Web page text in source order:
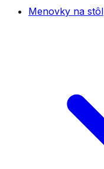
Menovky na stôl